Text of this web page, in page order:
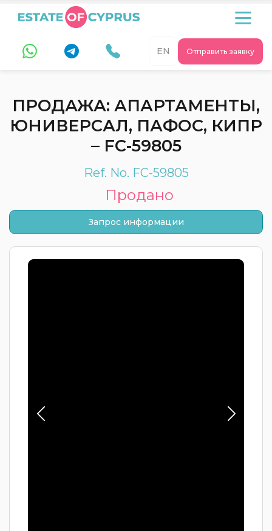
Отправить заявку
EN
ПРОДАЖА: АПАРТАМЕНТЫ,
ЮНИВЕРСАЛ, ПАФОС, КИПР
– FC-59805
Ref. No. FC-59805
Продано
Запрос информации